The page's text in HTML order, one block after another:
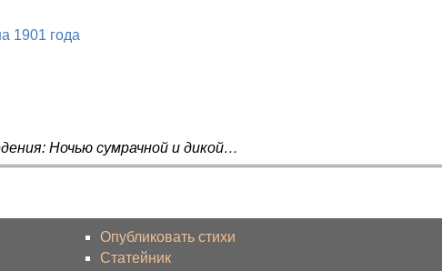
1901 года
Ночью сумрачной и дикой…
Опубликовать стихи
Статейник